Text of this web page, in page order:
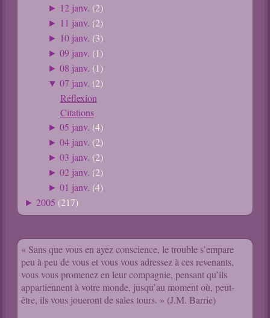
► 12 janv. (2)
► 11 janv. (2)
► 10 janv. (3)
► 09 janv. (1)
► 08 janv. (1)
▼ 07 janv. (2)
Réflexion
Citations
► 05 janv. (4)
► 04 janv. (2)
► 03 janv. (2)
► 02 janv. (2)
► 01 janv. (4)
►2005 (217)
« Sans que vous en ayez conscience, le trouble s’empare
peu à peu de vous et vous vous adressez à ces revenants,
vous vous promenez en leur compagnie, pensant qu’ils
appartiennent à votre monde, jusqu’au moment où, peut-
être, ils vous joueront de sales tours. » (J.M. Barrie)